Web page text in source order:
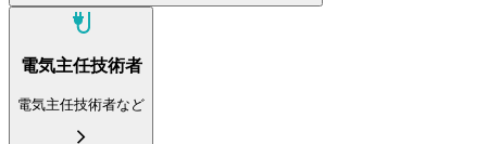
電気主任技術者
電気主任技術者など